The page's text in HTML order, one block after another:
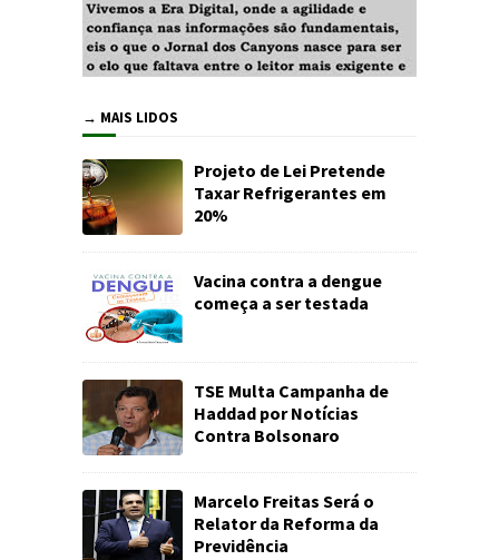
→ MAIS LIDOS
Projeto de Lei Pretende
Taxar Refrigerantes em
20%
Vacina contra a dengue
começa a ser testada
TSE Multa Campanha de
Haddad por Notícias
Contra Bolsonaro
Marcelo Freitas Será o
Relator da Reforma da
Previdência